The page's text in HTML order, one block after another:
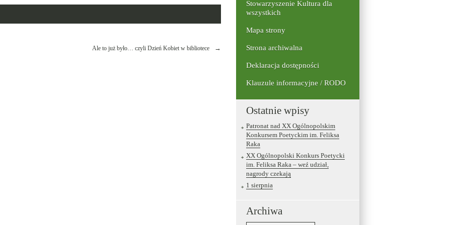
dniu
Ale to już było… czyli Dzień Kobiet w bibliotece
Stowarzyszenie Kultura dla
wszystkich
Mapa strony
Strona archiwalna
Deklaracja dostępności
Klauzule informacyjne / RODO
Ostatnie wpisy
Patronat nad XX Ogólnopolskim
Konkursem Poetyckim im. Feliksa
Raka
XX Ogólnopolski Konkurs Poetycki
im. Feliksa Raka – weź udział,
nagrody czekają
1 sierpnia
Archiwa